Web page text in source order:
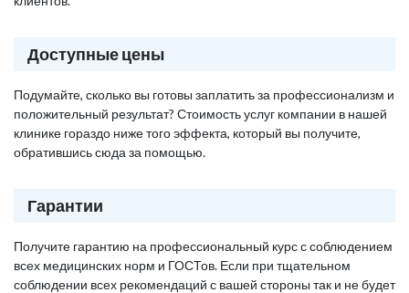
Доступные цены
Подумайте, сколько вы готовы заплатить за профессионализм и
положительный результат? Стоимость услуг компании в нашей
клинике гораздо ниже того эффекта, который вы получите,
обратившись сюда за помощью.
Гарантии
Получите гарантию на профессиональный курс с соблюдением
всех медицинских норм и ГОСТов. Если при тщательном
соблюдении всех рекомендаций с вашей стороны так и не будет